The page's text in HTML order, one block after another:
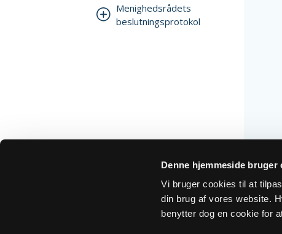
Denne hjemmeside bruger
Vi bruger cookies til at
din brug af vores website.
benytter dog en cookie for
Menighedsrådets
beslutningsprotokol